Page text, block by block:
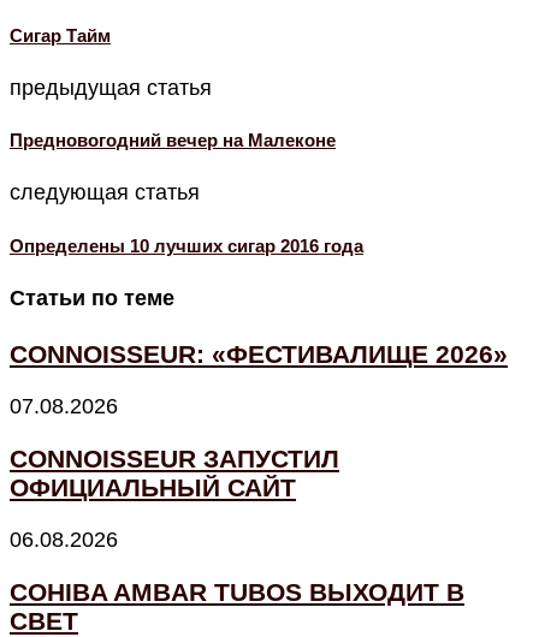
Cигар Тайм
предыдущая статья
Предновогодний вечер на Малеконе
следующая статья
Определены 10 лучших сигар 2016 года
Статьи по теме
CONNOISSEUR: «ФЕСТИВАЛИЩЕ 2026»
07.08.2026
CONNOISSEUR ЗАПУСТИЛ
ОФИЦИАЛЬНЫЙ САЙТ
06.08.2026
COHIBA AMBAR TUBOS ВЫХОДИТ В
СВЕТ